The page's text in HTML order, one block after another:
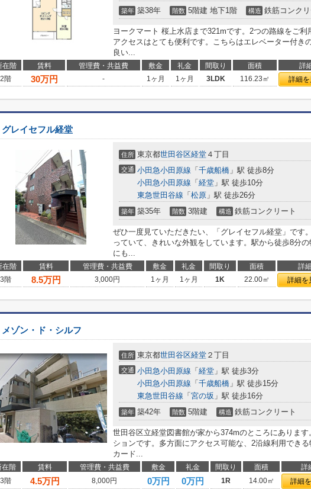
築年 築38年 階数 5階建 地下1階 構造 鉄筋コンクリ
ヨークマート 桜上水店まで321mです。2つの路線をご利
アクセスはとても便利です。こちらはエレベーター付き
良い...
在階 賃料 管理費・共益費 敷金 礼金 間取り 面積 詳
2階
30万円 - 1ヶ月 1ヶ月 3LDK 116.23㎡ 詳細を
グレイセフル経堂
住所 東京都世田谷区経堂 ４丁目
交通 小田急小田原線 「 千歳船橋 」駅 徒歩8分
小田急小田原線 「 経堂 」駅 徒歩10分
東急世田谷線 「 松原 」駅 徒歩26分
築年 築35年 階数 3階建 構造 鉄筋コンクリート
ぜひ一度見ていただきたい、「グレイセフル経堂」です
っていて、きれいな外観をしています。駅から徒歩8分
にも...
在階 賃料 管理費・共益費 敷金 礼金 間取り 面積 詳細
3階
8.5万円 3,000円 1ヶ月 1ヶ月 1K 22.00㎡ 詳細を
メゾン・ド・シルフ
住所 東京都世田谷区経堂 ２丁目
交通 小田急小田原線 「 経堂 」駅 徒歩3分
小田急小田原線 「 千歳船橋 」駅 徒歩15分
東急世田谷線 「 宮の坂 」駅 徒歩16分
築年 築42年 階数 5階建 構造 鉄筋コンクリート
世田谷区立経堂図書館が家から374mのところにありま
ションです。多方面にアクセス可能な、2沿線利用でき
カード...
在階 賃料 管理費・共益費 敷金 礼金 間取り 面積 詳
3階
4.5万円 8,000円 0万円 0万円 1R 14.00㎡ 詳細